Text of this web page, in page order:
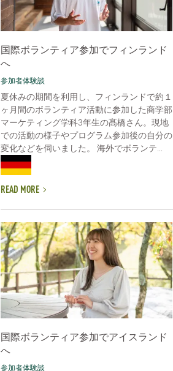
国際ボランティア参加でフィンランド
へ
参加者体験談
夏休みの期間を利用し、フィンランドで約１
ヶ月間のボランティア活動に参加した商学部
マーケティング学科3年生の髙橋さん。現地
での活動の様子やプログラム参加後の自分の
変化などを伺いました。 海外でボランテ...
READ MORE
国際ボランティア参加でアイスランド
へ
参加者体験談